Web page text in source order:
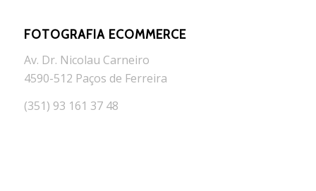
FOTOGRAFIA ECOMMERCE
Av. Dr. Nicolau Carneiro
4590-512 Paços de Ferreira
(351) 93 161 37 48